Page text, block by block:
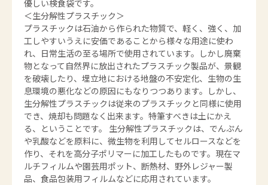
優しい検食袋です。
＜生分解性プラスチック＞
プラスチックは石油から作られた物質で、軽く、強く、加
工しやすいうえに安価であることから様々な用途に使わ
れ、日常生活の至る場所で使用されています。しかし廃棄
物となって自然界に放出されたプラスチック製品が、景観
を破壊したり、埋立地における地盤の不安定化、生物の生
息環境の悪化などの原因にもなりつつあります。しかし、
生分解性プラスチックは従来のプラスチックと同様に使用
でき、焼却も問題なく出来ます。特筆すべきは土にかえ
る、ということです。 生分解性プラスチックは、でんぷん
や乳酸などを原料に、微生物を利用してセルロースなどを
作り、それを高分子ポリマーに加工したものです。現在マ
ルチフィルムや園芸用ポット、断熱材、野外レジャー製
品、食品包装用フィルムなどに応用されています。